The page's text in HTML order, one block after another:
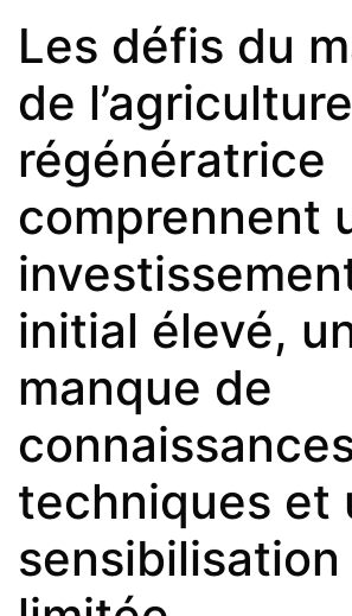
Les défis du
de l’agriculture
régénératrice
comprennent
initial élevé,
manque de
techniques et
sensibilisation